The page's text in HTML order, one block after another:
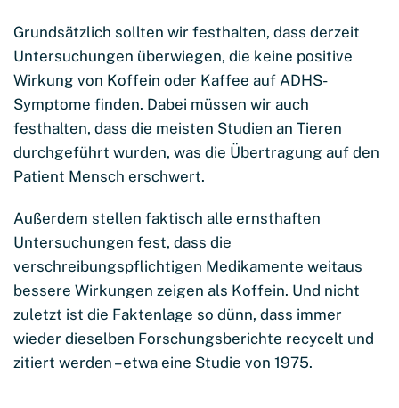
Grundsätzlich sollten wir festhalten, dass derzeit
Untersuchungen überwiegen, die keine positive
Wirkung von Koffein oder Kaffee auf ADHS-
Symptome finden. Dabei müssen wir auch
festhalten, dass die meisten Studien an Tieren
durchgeführt wurden, was die Übertragung auf den
Patient Mensch erschwert.
Außerdem stellen faktisch alle ernsthaften
Untersuchungen fest, dass die
verschreibungspflichtigen Medikamente weitaus
bessere Wirkungen zeigen als Koffein. Und nicht
zuletzt ist die Faktenlage so dünn, dass immer
wieder dieselben Forschungsberichte recycelt und
zitiert werden – etwa eine Studie von 1975.